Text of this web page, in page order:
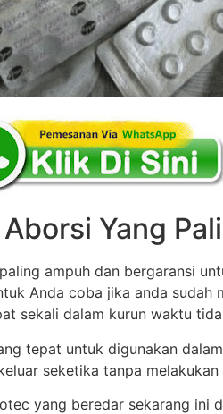
Yang
ampuh dan bergaransi
Anda coba jika anda sudah
sekali dalam kurun waktu
tepat untuk digunakan
seketika tanpa
yang beredar sekarang ini